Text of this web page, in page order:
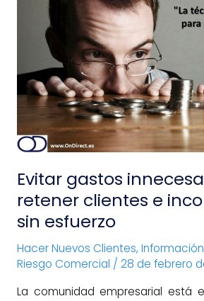
Evitar gastos
retener clientes e
sin esfuerzo
Hacer Nuevos Clientes,
Riesgo Comercial / 28 de febrero
La comunidad empresarial está
gastos
innecesarios,
retener
clientes
e
incorporarlos
sin
esfuerzo